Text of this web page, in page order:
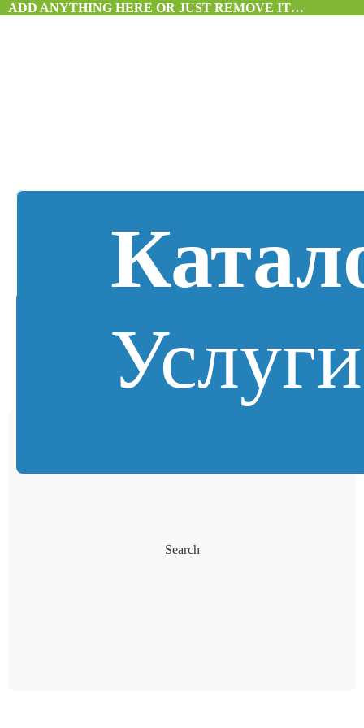
ADD ANYTHING HERE OR JUST REMOVE IT…
Услуги
Search